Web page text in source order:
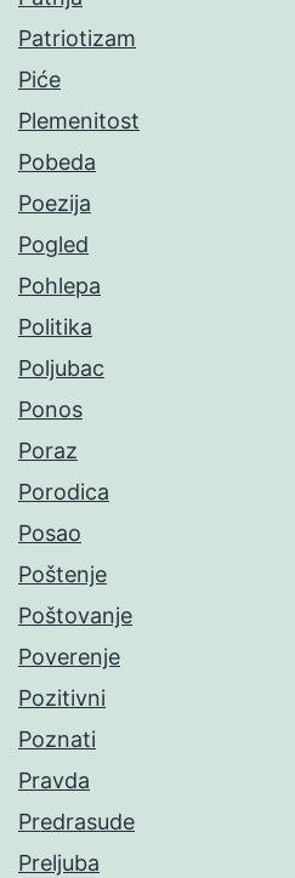
Patriotizam
Piće
Plemenitost
Pobeda
Poezija
Pogled
Pohlepa
Politika
Poljubac
Ponos
Poraz
Porodica
Posao
Poštenje
Poštovanje
Poverenje
Pozitivni
Poznati
Pravda
Predrasude
Preljuba